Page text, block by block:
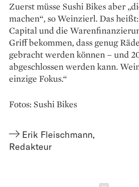
Zuerst müsse Sushi Bikes aber
machen“, so Weinzierl. Das
Capital und die
Griff bekommen, dass genug
gebracht werden können – und
abgeschlossen werden kann.
einzige Fokus.“
Fotos: Sushi Bikes
Erik Fleischmann,
Redakteur